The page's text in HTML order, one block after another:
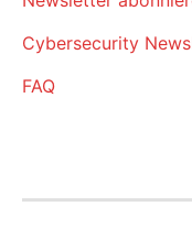
Cybersecurity
FAQ